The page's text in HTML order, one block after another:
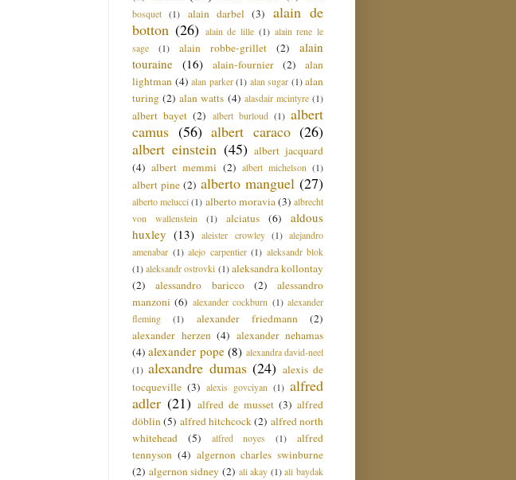
bosquet (1) alain darbel (3)
alain de
botton (26) alain de lille (1) alain rene le
sage
(1) alain robbe-grillet (2)
alain
touraine (16) alain-fournier (2)
alan
lightman (4) alan parker (1) alan sugar (1) alan
turing (2) alan watts (4) alasdair mcintyre (1)
albert bayet (2) albert burloud (1) albert
camus (56) albert caraco (26)
albert einstein (45) albert jacquard
(4) albert memmi (2) albert michelson (1)
albert pine (2) alberto manguel (27)
alberto melucci (1) alberto moravia (3) albrecht
von wallenstein
(1) alciatus (6)
aldous
huxley (13) aleister crowley (1) alejandro
amenabar (1) alejo carpentier (1) aleksandr blok
(1) aleksandr ostrovki (1) aleksandra kollontay
(2)
alessandro baricco (2)
alessandro
manzoni (6) alexander cockburn (1) alexander
fleming
(1) alexander friedmann
(2)
alexander herzen (4) alexander nehamas
(4) alexander pope (8) alexandra david-neel
(1) alexandre dumas (24) alexis de
tocqueville (3) alexis govciyan (1) alfred
adler (21) alfred de musset (3) alfred
döblin (5) alfred hitchcock(2) alfred north
whitehead
(5) alfred noyes (1)
alfred
tennyson (4) algernon charles swinburne
(2) algernon sidney (2) ali akay (1) ali baydak